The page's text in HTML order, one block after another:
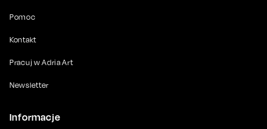
Pomoc
Kontakt
Pracuj w Adria Art
Newsletter
Informacje